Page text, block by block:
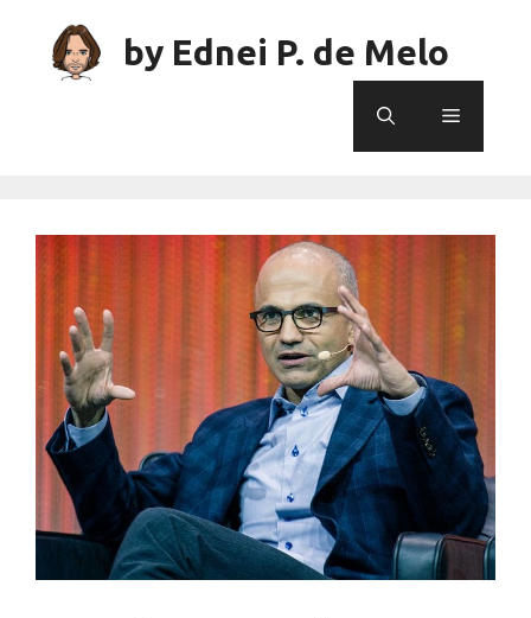
content
by Ednei P. de Melo
Menu